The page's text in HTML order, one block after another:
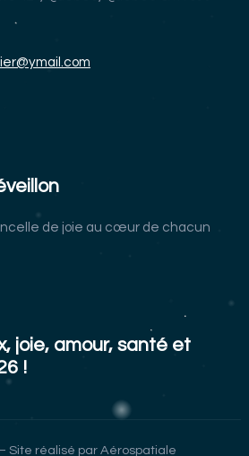
de joie au cœur de chacun
joie, amour, santé et
!
Site réalisé parAérospatiale